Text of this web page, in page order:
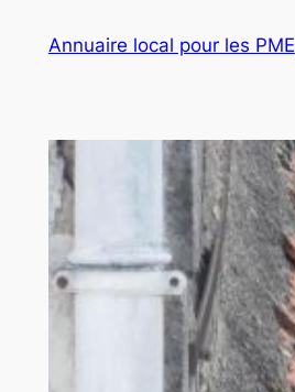
Annuaire local pour les PME